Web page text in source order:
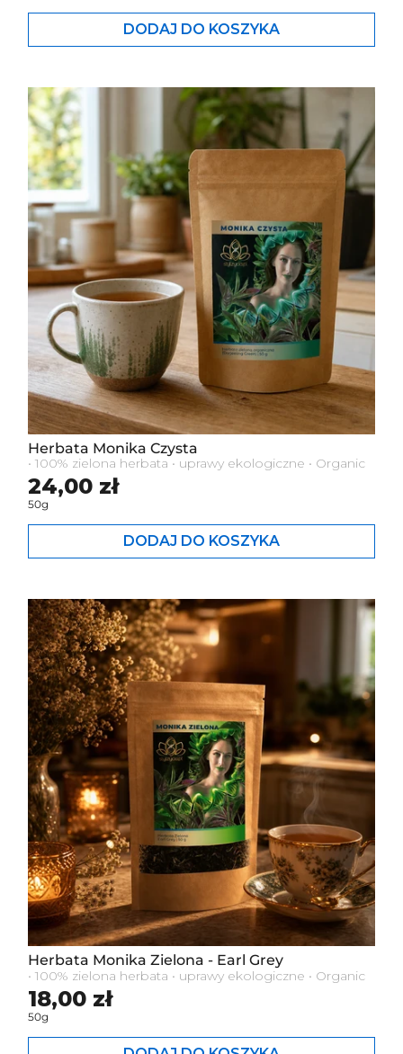
DODAJ DO KOSZYKA
Cena standardowa
24,00 zł
50g
Herbata Monika Czysta
• 100% zielona herbata • uprawy ekologiczne • Organic
DODAJ DO KOSZYKA
Cena standardowa
18,00 zł
50g
Herbata Monika Zielona - Earl Grey
• 100% zielona herbata • uprawy ekologiczne • Organic